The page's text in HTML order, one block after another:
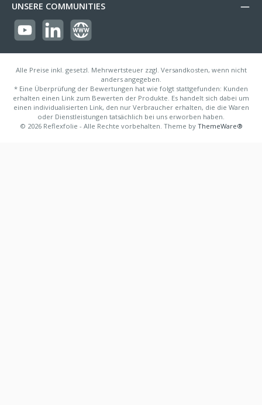
UNSERE COMMUNITIES
https://youtube.com/@reflectogmbh2119?si=Oew0U3xn87ZcBMoM
LinkedIn Website
Alle Preise inkl. gesetzl. Mehrwertsteuer zzgl. Versandkosten, wenn nicht
anders angegeben.
* Eine Überprüfung der Bewertungen hat wie folgt stattgefunden: Kunden
erhalten einen Link zum Bewerten der Produkte. Es handelt sich dabei um
einen individualisierten Link, den nur Verbraucher erhalten, die die Waren
oder Dienstleistungen tatsächlich bei uns erworben haben.
© 2026 Reflexfolie - Alle Rechte vorbehalten. Theme by ThemeWare®